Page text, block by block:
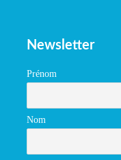
Newsletter
Prénom
Nom